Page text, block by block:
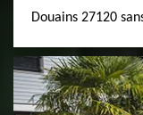
Douains 27120